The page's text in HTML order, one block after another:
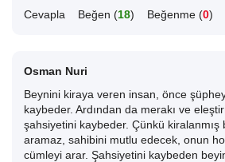
Cevapla Beğen (18) Beğenme (0)
Osman Nuri
Beynini kiraya veren insan, önce
kaybeder. Ardından da merakı ve
şahsiyetini kaybeder. Çünkü kiralanmış
aramaz, sahibini mutlu edecek, onun
cümleyi arar. Şahsiyetini kaybeden